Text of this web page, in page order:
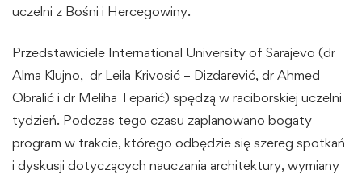
uczelni z Bośni i Hercegowiny.
Przedstawiciele International University of Sarajevo (dr
Alma Klujno, dr Leila Krivosić – Dizdarević, dr Ahmed
Obralić i dr Meliha Teparić) spędzą w raciborskiej uczelni
tydzień. Podczas tego czasu zaplanowano bogaty
program w trakcie, którego odbędzie się szereg spotkań
i dyskusji dotyczących nauczania architektury, wymiany